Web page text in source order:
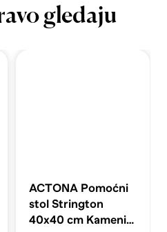
gledaju
ACTONA Pomoćni
stol Strington
40x40 cm Kameni